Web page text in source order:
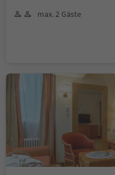
max. 2 Gäste